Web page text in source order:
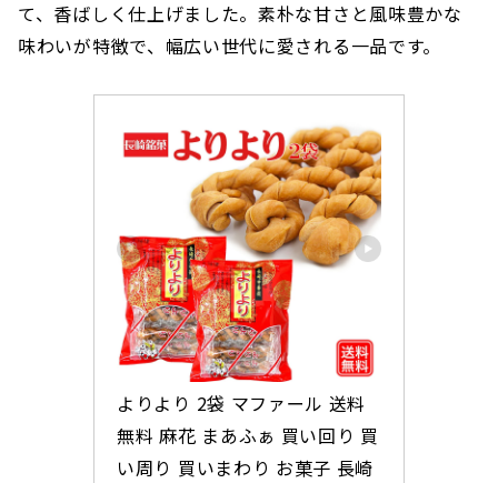
て、香ばしく仕上げました。素朴な甘さと風味豊かな
味わいが特徴で、幅広い世代に愛される一品です。
よりより 2袋 マファール 送料
無料 麻花 まあふぁ 買い回り 買
い周り 買いまわり お菓子 長崎